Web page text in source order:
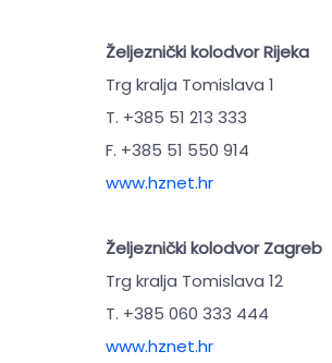
Željeznički kolodvor Rijeka
Trg kralja Tomislava 1
T. +385 51 213 333
F. +385 51 550 914
www.hznet.hr
Željeznički kolodvor Zagreb
Trg kralja Tomislava 12
T. +385 060 333 444
www.hznet.hr